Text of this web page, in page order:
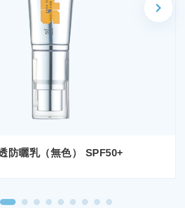
防曬乳（無色） SPF50+